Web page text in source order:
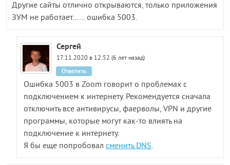
Другие сайты отлично открываются, только приложения
ЗУМ не работает…… ошибка 5003.
Сергей
17.11.2020 в 12:52 (6 лет назад)
Ошибка 5003 в Zoom говорит о проблемах с
подключением к интернету. Рекомендуется сначала
отключить все антивирусы, фаерволы, VPN и другие
программы, которые могут как-то влиять на
подключение к интернету.
Я бы еще попробовалсменить DNS.
Ответить